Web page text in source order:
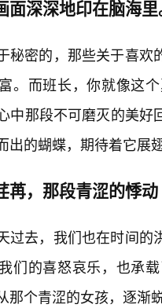
面深深地印在脑海
秘密的，那些关于喜
。而班长，你就像这
中那段不可磨灭的美
出的蝴蝶，期待着它展
苒，那段青涩的悸动
过去，我们也在时间
们的喜怒哀乐，也承
那个青涩的女孩，逐渐